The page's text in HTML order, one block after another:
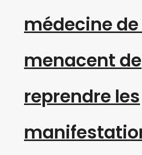
médecine
menacent de
reprendre les